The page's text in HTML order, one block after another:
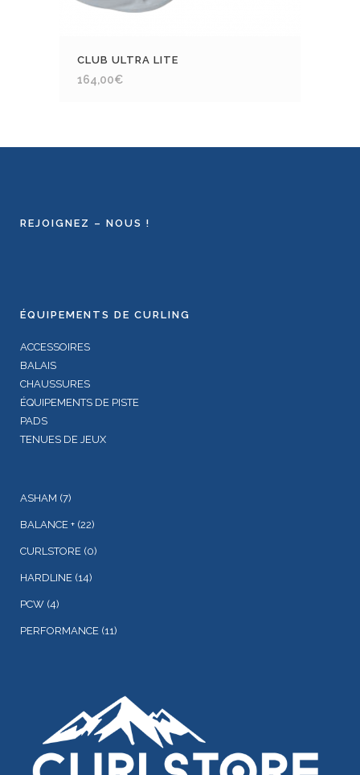
CLUB ULTRA LITE
164,00€
REJOIGNEZ – NOUS !
ÉQUIPEMENTS DE CURLING
ACCESSOIRES
BALAIS
CHAUSSURES
ÉQUIPEMENTS DE PISTE
PADS
TENUES DE JEUX
ASHAM (7)
BALANCE + (22)
CURLSTORE (0)
HARDLINE (14)
PCW (4)
PERFORMANCE (11)